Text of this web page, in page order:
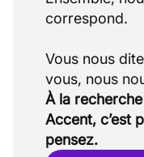
correspond.
Vous nous
À la
Accent, c’est
pensez.